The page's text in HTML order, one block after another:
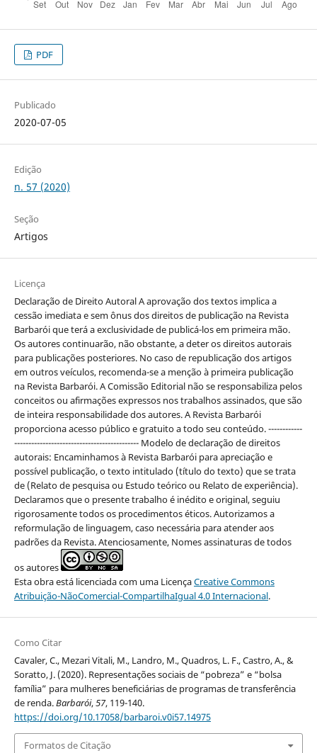
PDF
Publicado
2020-07-05
Edição
n. 57 (2020)
Seção
Artigos
Licença
Declaração de Direito Autoral A aprovação dos textos implica a
cessão imediata e sem ônus dos direitos de publicação na Revista
Barbarói que terá a exclusividade de publicá-los em primeira mão.
Os autores continuarão, não obstante, a deter os direitos autorais
para publicações posteriores. No caso de republicação dos artigos
em outros veículos, recomenda-se a menção à primeira publicação
na Revista Barbarói. A Comissão Editorial não se responsabiliza pelos
conceitos ou afirmações expressos nos trabalhos assinados, que são
de inteira responsabilidade dos autores. A Revista Barbarói
proporciona acesso público e gratuito a todo seu conteúdo. ------------
-------------------------------------------- Modelo de declaração de direitos
autorais: Encaminhamos à Revista Barbarói para apreciação e
possível publicação, o texto intitulado (título do texto) que se trata
de (Relato de pesquisa ou Estudo teórico ou Relato de experiência).
Declaramos que o presente trabalho é inédito e original, seguiu
rigorosamente todos os procedimentos éticos. Autorizamos a
reformulação de linguagem, caso necessária para atender aos
padrões da Revista. Atenciosamente, Nomes assinaturas de todos
os autores
Esta obra está licenciada com uma LicençaCreative Commons
Atribuição-NãoComercial-CompartilhaIgual 4.0 Internacional.
Como Citar
Cavaler, C., Mezari Vitali, M., Landro, M., Quadros, L. F., Castro, A., &
Soratto, J. (2020). Representações sociais de “pobreza” e “bolsa
família” para mulheres beneficiárias de programas de transferência
de renda.Barbarói,57, 119-140.
https://doi.org/10.17058/barbaroi.v0i57.14975
Formatos de Citação